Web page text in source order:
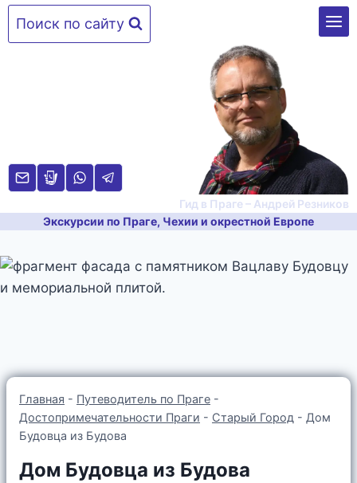
Перейти
Поиск по сайту
Гид в Праге – Андрей Резников
Экскурсии по Праге, Чехии и окрестной Европе
Главная - Путеводитель по Праге -
Достопримечательности Праги - Старый Город - Дом
Будовца из Будова
Дом Будовца из Будова